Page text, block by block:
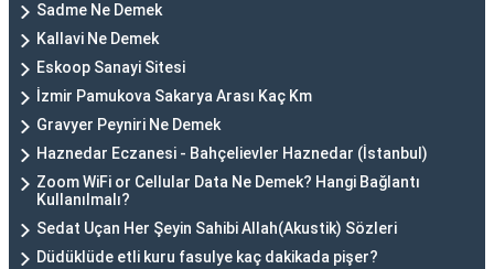
Sadme Ne Demek
Kallavi Ne Demek
Eskoop Sanayi Sitesi
İzmir Pamukova Sakarya Arası Kaç Km
Gravyer Peyniri Ne Demek
Haznedar Eczanesi - Bahçelievler Haznedar (İstanbul)
Zoom WiFi or Cellular Data Ne Demek? Hangi Bağlantı
Kullanılmalı?
Sedat Uçan Her Şeyin Sahibi Allah(Akustik) Sözleri
Düdüklüde etli kuru fasulye kaç dakikada pişer?